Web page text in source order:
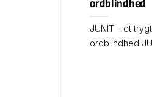
ordblindhed
JUNIT – et
ordblindhed